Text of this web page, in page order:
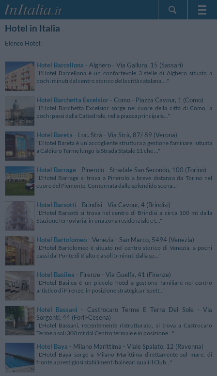
Lingua
Hotel in Italia
Elenco Hotel:
Hotel Barcellona - Alghero - Via Gallura, 15 (Sassari)
"L'Hotel Barcellona è un confortevole 3 stelle di Alghero situato a
pochi minuti dal centro storico della città catalana,..."
Hotel Barchetta Excelsior - Como - Piazza Cavour, 1 (Como)
"L'Hotel Barchetta Excelsior sorge nel cuore della città di Como, a
pochi passi dalla Cattedrale, nella piazza principale..."
Hotel Bareta - Loc. Strà - Via Strà, 87/ 89 (Verona)
"L’Hotel Bareta è un'accogliente struttura a gestione familiare, situata
a Caldiero Terme lungo la Strada Statale 11 che ..."
Hotel Barrage - Pinerolo - Stradale San Secondo, 100 (Torino)
"L'Hotel Barrage si trova a Pinerolo a breve distanza da Torino nel
cuore del Piemonte. Contornata dallo splendido scena..."
Hotel Barsotti - Brindisi - Via Cavour, 4 (Brindisi)
"L'Hotel Barsotti si trova nel centro di Brindisi a circa 100 mt dalla
Stazione ferroviaria, in una zona residenziale e t..."
Hotel Bartolomeo - Venezia - San Marco, 5494 (Venezia)
"L'Hotel Bartolomeo è situato nel centro storico di Venezia, a pochi
passi dal Ponte di Rialto e a soli 5 minuti dalla sp..."
Hotel Basilea - Firenze - Via Guelfa, 41 (Firenze)
"L'Hotel Basilea è un piccolo hotel a gestione familiare nel centro
artistico di Firenze, in posizione strategica rispett..."
Hotel Bassani - Castrocaro Terme E Terra Del Sole - Via
Sorgenti, 44 (Forlì-Cesena)
"L'Hotel Bassani, recentemente ristrutturato, si trova a Castrocaro
Terme a soli 300 mt dal Centro termale e in posizione..."
Hotel Baya - Milano Marittima - Viale Spalato, 12 (Ravenna)
"L'Hotel Baya sorge a Milano Marittima direttamente sul mare, di
fronte a prestigiosi stabilimenti balneari quali il Club..."